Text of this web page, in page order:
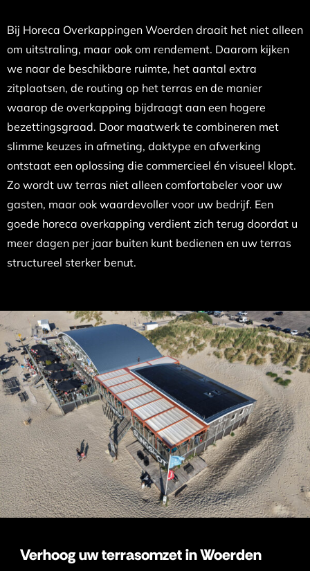
Bij Horeca Overkappingen Woerden draait het niet alleen
om uitstraling, maar ook om rendement. Daarom kijken
we naar de beschikbare ruimte, het aantal extra
zitplaatsen, de routing op het terras en de manier
waarop de overkapping bijdraagt aan een hogere
bezettingsgraad. Door maatwerk te combineren met
slimme keuzes in afmeting, daktype en afwerking
ontstaat een oplossing die commercieel én visueel klopt.
Zo wordt uw terras niet alleen comfortabeler voor uw
gasten, maar ook waardevoller voor uw bedrijf. Een
goede horeca overkapping verdient zich terug doordat u
meer dagen per jaar buiten kunt bedienen en uw terras
structureel sterker benut.
Verhoog uw terrasomzet in Woerden